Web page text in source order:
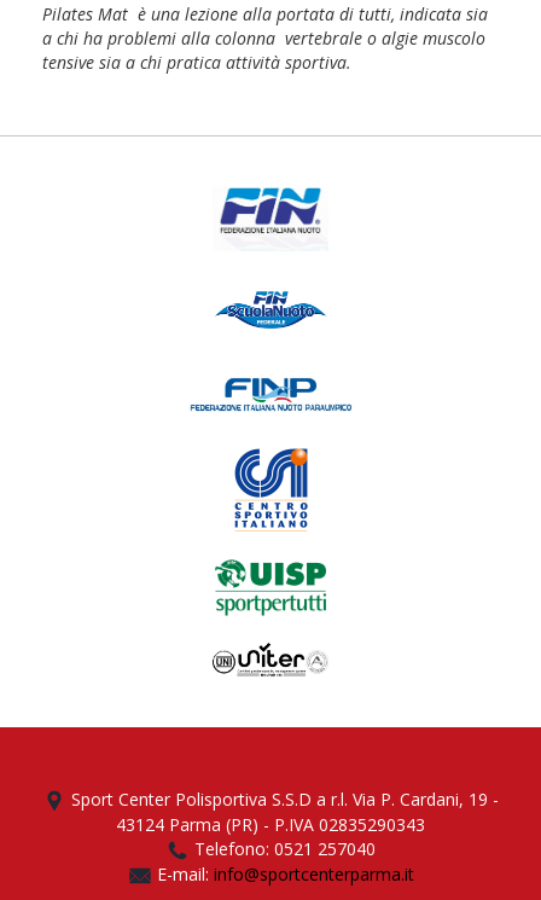
Pilates Mat è una lezione alla portata di tutti, indicata sia
a chi ha problemi alla colonna vertebrale o algie muscolo
tensive sia a chi pratica attività sportiva.
Sport Center Polisportiva S.S.D a r.l. Via P. Cardani, 19 -
43124 Parma (PR) - P.IVA 02835290343
Telefono: 0521 257040
E-mail: info@sportcenterparma.it